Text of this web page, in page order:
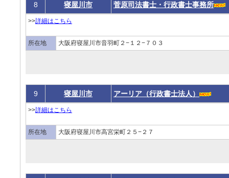
8 寝屋川市 菅原司法書士・行政書士事務所
>>詳細はこちら
所在地 大阪府寝屋川市音羽町２−１２−７０３
9 寝屋川市 アーリア（行政書士法人）
>>詳細はこちら
所在地 大阪府寝屋川市高宮栄町２５−２７